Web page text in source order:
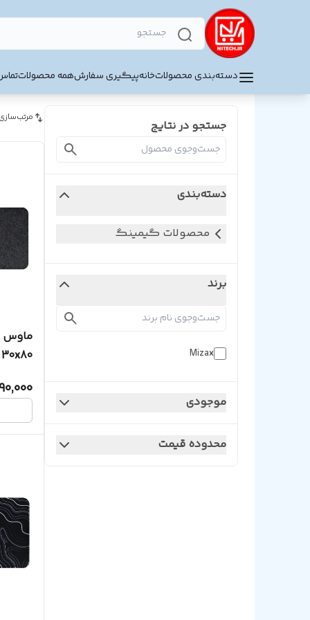
دسته‌بندی محصولاتخانهپیگیری سفارشهمه محصولات
جستجو در نتایج
دسته‌بندی
محصولات گیمینگ
برند
Mizax
موجودی
محدوده قیمت
30x80